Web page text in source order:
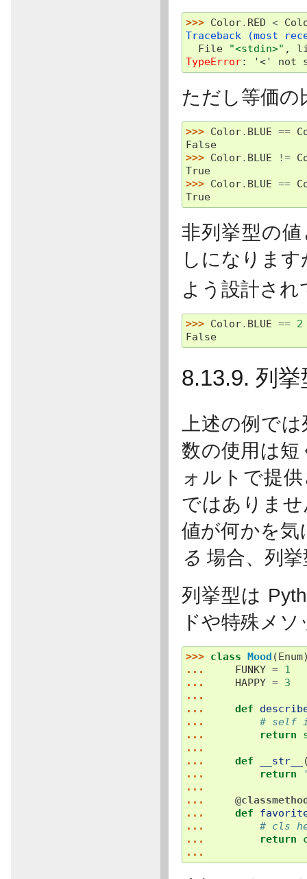
>>> Color. RED <
Traceback (most
  File
"<stdin>" ,
TypeError: '<' not
ただし等価の
>>> Color. BLUE ==
False
>>> Color. BLUE !=
True
>>> Color. BLUE ==
True
非列挙型の
しになります
よう設計され
>>> Color. BLUE == 2
False
8.13.9. 列
上述の例で
数の使用は
ォルトで提
ではありま
値が何かを
る 場合、列
列挙型は
ドや特殊メ
>>> class Mood (Enum
...
FUNKY = 1
...
HAPPY = 3
...
...
def
...
# self
...
return
...
...
def __str__
...
return
...
...
...
def
...
# cls
...
return
...